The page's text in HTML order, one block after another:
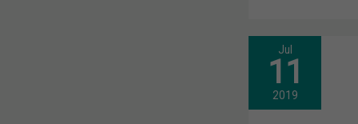
Jul
11
2019
AL
EN
LAS
BUENAS